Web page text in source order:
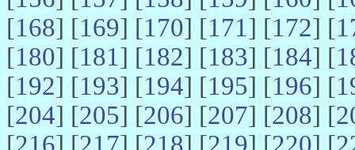
[168] [169] [170] [171] [172] [
[180] [181] [182] [183] [184] [
[192] [193] [194] [195] [196] [
[204] [205] [206] [207] [208] [
[216] [217] [218] [219] [220] [